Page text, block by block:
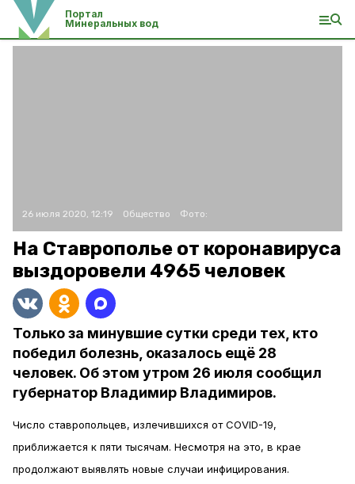
Портал
Минеральных вод
26 июля 2020, 12:19 Общество Фото:
На Ставрополье от коронавируса
выздоровели 4965 человек
Только за минувшие сутки среди тех, кто
победил болезнь, оказалось ещё 28
человек. Об этом утром 26 июля сообщил
губернатор Владимир Владимиров.
Число ставропольцев, излечившихся от COVID-19,
приближается к пяти тысячам. Несмотря на это, в крае
продолжают выявлять новые случаи инфицирования.